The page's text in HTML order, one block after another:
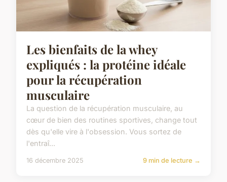
Les bienfaits de la whey
expliqués : la protéine idéale
pour la récupération
musculaire
La question de la récupération musculaire, au
cœur de bien des routines sportives, change tout
dès qu'elle vire à l'obsession. Vous sortez de
l'entraî...
16 décembre 2025 9 min de lecture →